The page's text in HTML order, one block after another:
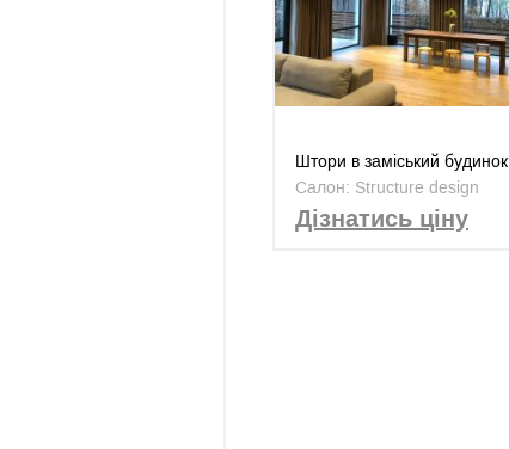
Штори в заміський будинок
Салон: Structure design
Дізнатись ціну